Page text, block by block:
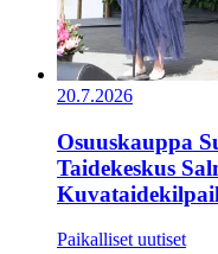
20.7.2026
Osuuskauppa
Taidekeskus
Paikalliset uutiset